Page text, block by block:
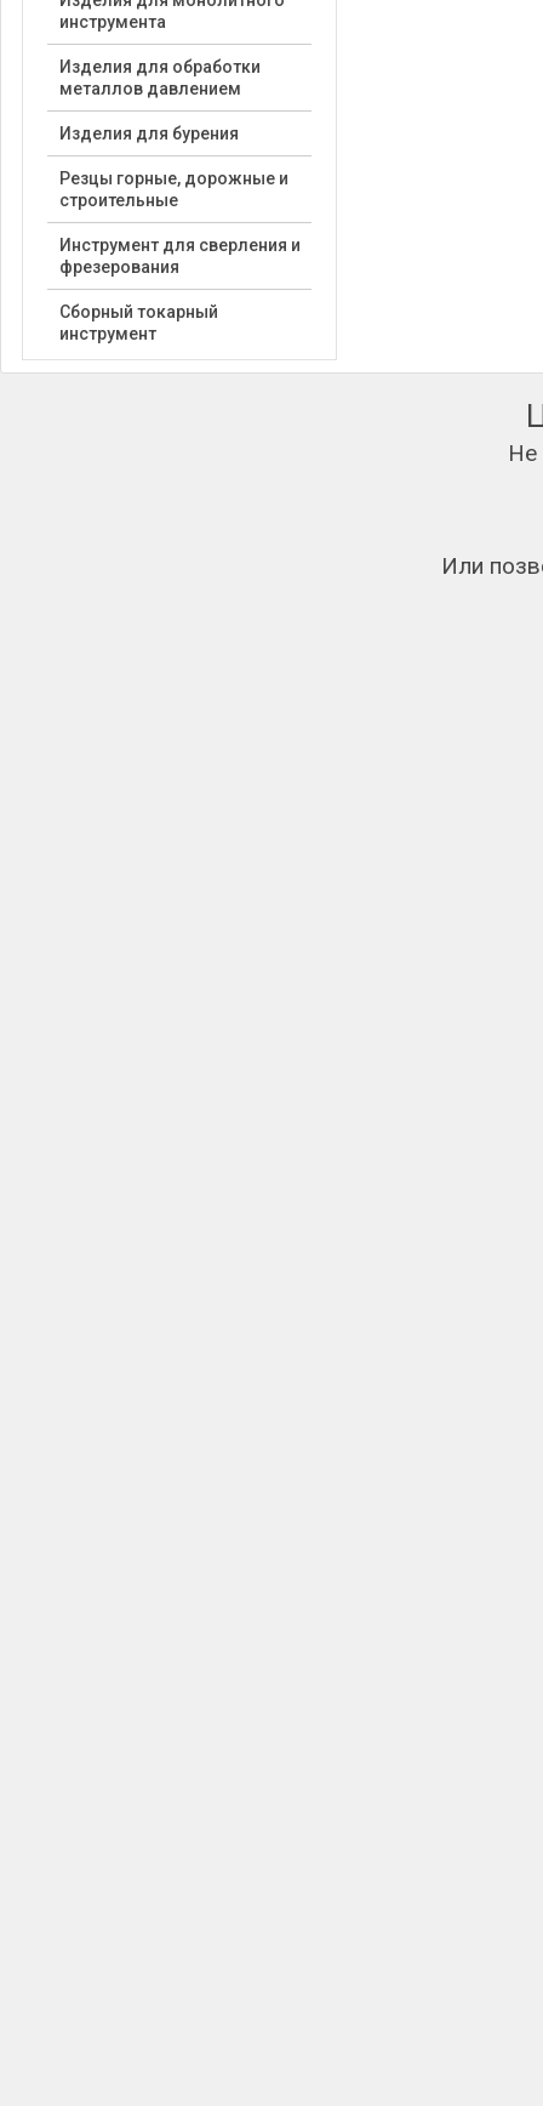
инструмента
Изделия для обработки
металлов давлением
Изделия для бурения
Резцы горные, дорожные и
строительные
Инструмент для сверления и
фрезерования
Сборный токарный
инструмент
Не
Или